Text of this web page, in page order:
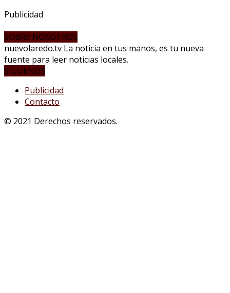
Publicidad
SOBRE NOSOTROS
nuevolaredo.tv La noticia en tus manos, es tu nueva
fuente para leer noticias locales.
SÍGUENOS
Publicidad
Contacto
© 2021 Derechos reservados.